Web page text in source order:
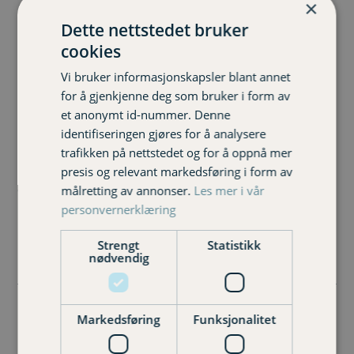
Dyrt å sjekke mobilen
bak rattet
oktober 17, 2023
Hanne Thoen
Uncategorized
På drøyt to år har bøtene for å bruke mobiltelefon i bil økt
med 94 prosent. Veldig mange aner ikke hva det koster
og får sjokk når de blir stoppet. Bøtesatsene for
mobilbruk i bil har nylig gått fra å…
×
Dette nettstedet bruker
cookies
Vi bruker informasjonskapsler blant annet
for å gjenkjenne deg som bruker i form av
et anonymt id-nummer. Denne
identifiseringen gjøres for å analysere
trafikken på nettstedet og for å oppnå mer
presis og relevant markedsføring i form av
målretting av annonser. Les mer i vår
personvernerklæring
Strengt
nødvendig
Statistikk
Markedsføring Funksjonalitet